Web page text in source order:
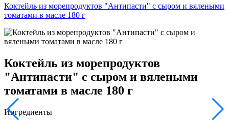
Коктейль из морепродуктов "Антипасти" с сыром и вялеными
томатами в масле 180 г
Коктейль из морепродуктов
"Антипасти" с сыром и вялеными
томатами в масле 180 г
Ингредиенты